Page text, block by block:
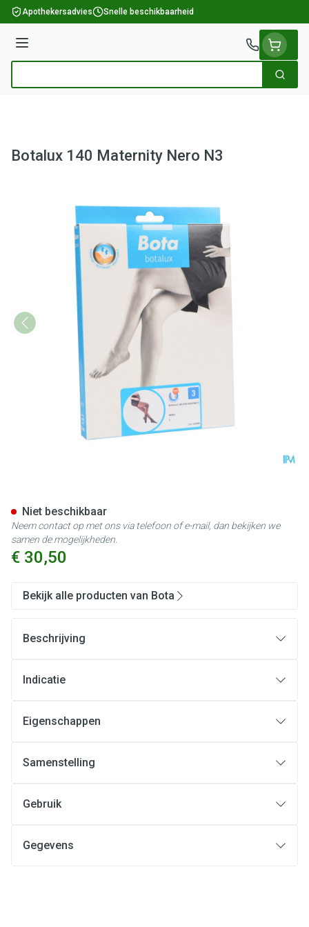
Ga naar de inhoud
Apothekersadvies Snelle beschikbaarheid
Menu
Zoek
Botalux 140 Maternity Nero N3
€ 30,50
Niet beschikbaar
Neem contact op met ons via telefoon of e-mail, dan bekijken we
samen de mogelijkheden.
Bekijk alle producten van Bota
Beschrijving
Indicatie
Eigenschappen
Samenstelling
Gebruik
Gegevens